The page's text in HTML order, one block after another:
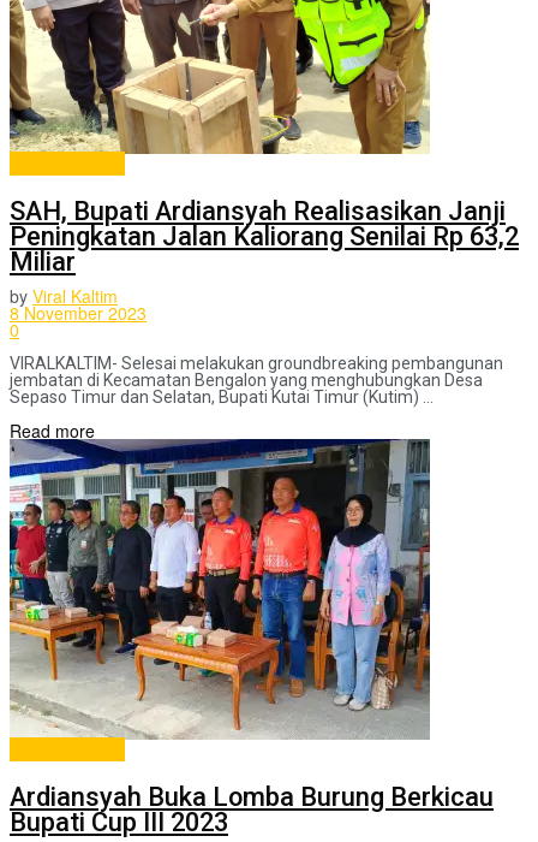
SAH, Bupati Ardiansyah Realisasikan Janji
Peningkatan Jalan Kaliorang Senilai Rp 63,2
Miliar
by Viral Kaltim
8 November 2023
0
VIRALKALTIM- Selesai melakukan groundbreaking pembangunan
jembatan di Kecamatan Bengalon yang menghubungkan Desa
Sepaso Timur dan Selatan, Bupati Kutai Timur (Kutim) ...
Read more
Ardiansyah Buka Lomba Burung Berkicau
Bupati Cup III 2023